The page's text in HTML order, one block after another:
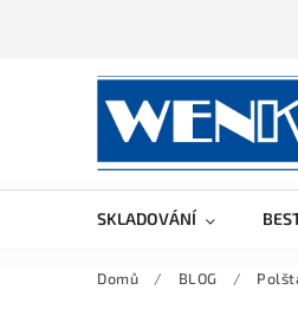
SKLADOVÁNÍ
Domů / BLOG /